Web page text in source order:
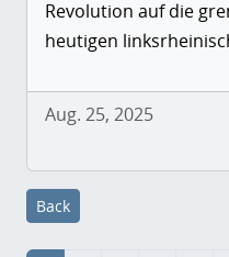
Revolution auf die
heutigen
Aug. 25, 2025
Back